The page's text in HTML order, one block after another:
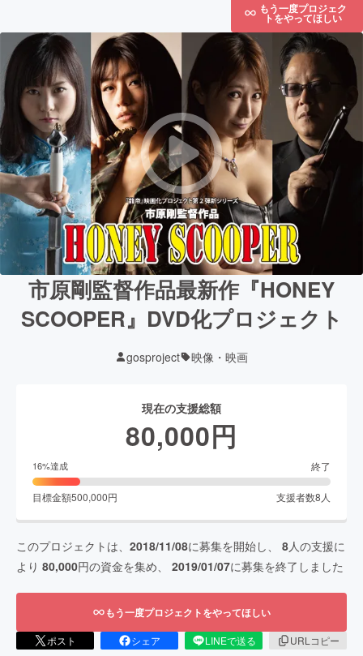
もう一度プロジェク
トをやってほしい
市原剛監督作品最新作『HONEY
SCOOPER』DVD化プロジェクト
gosproject 映像・映画
現在の支援総額
80,000円
16%達成 終了
目標金額500,000円 支援者数8 人
このプロジェクトは、 2018/11/08に募集を開始し、 8人の支援に
より 80,000円の資金を集め、 2019/01/07に募集を終了しました
もう一度プロジェクトをやってほしい
ポスト シェア LINEで送る
URLコピー